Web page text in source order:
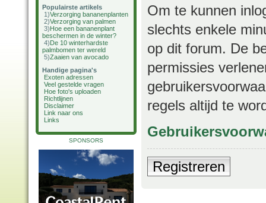
Populairste artikels
1)Verzorging bananenplanten
2)Verzorging van palmen
3)Hoe een bananenplant
beschermen in de winter?
4)De 10 winterhardste
palmbomen ter wereld
5)Zaaien van avocado
Handige pagina's
Exoten adressen
Veel gestelde vragen
Hoe foto's uploaden
Richtlijnen
Disclaimer
Link naar ons
Links
SPONSORS
Om te kunnen
slechts enkele
op dit forum. De
permissies
regels altijd te
Registreren